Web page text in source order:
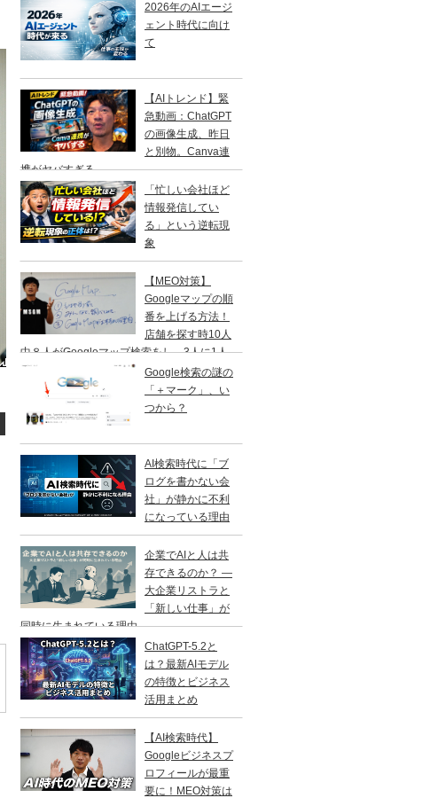
2026年のAIエージ
ェント時代に向け
て
【AIトレンド】緊
急動画：ChatGPT
の画像生成、昨日
と別物。Canva連
携がヤバすぎる
「忙しい会社ほど
情報発信してい
る」という逆転現
象
【MEO対策】
Googleマップの順
番を上げる方法！
店舗を探す時10人
中８人がGoogleマップ検索をし、3人に1人
は１日以内に来店する事を知ってますか？
Google検索の謎の
「＋マーク」、い
つから？
AI検索時代に「ブ
ログを書かない会
社」が静かに不利
になっている理由
企業でAIと人は共
存できるのか？ ―
大企業リストラと
「新しい仕事」が
同時に生まれている理由 ―
ChatGPT-5.2と
は？最新AIモデル
の特徴とビジネス
活用まとめ
【AI検索時代】
Googleビジネスプ
ロフィールが最重
要に！MEO対策は